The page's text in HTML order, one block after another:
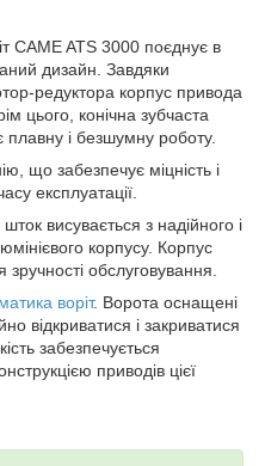
CAME ATS 3000 поєднує в
дизайн. Завдяки
редуктора корпус привода
цього, конічна зубчаста
і безшумну роботу.
що забезпечує міцність і
експлуатації.
висувається з надійного і
корпусу. Корпус
обслуговування.
воріт. Ворота оснащені
відкриватися і закриватися
забезпечується
приводів цієї